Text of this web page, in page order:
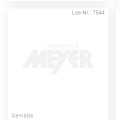
Los-Nr.: 7544
Gemälde